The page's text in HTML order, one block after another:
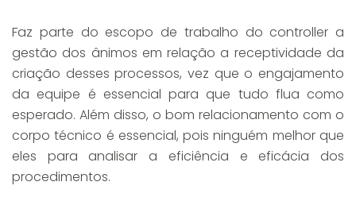
Faz parte do escopo de trabalho do controller a
gestão dos ânimos em relação a receptividade da
criação desses processos, vez que o engajamento
da equipe é essencial para que tudo flua como
esperado. Além disso, o bom relacionamento com o
corpo técnico é essencial, pois ninguém melhor que
eles para analisar a eficiência e eficácia dos
procedimentos.